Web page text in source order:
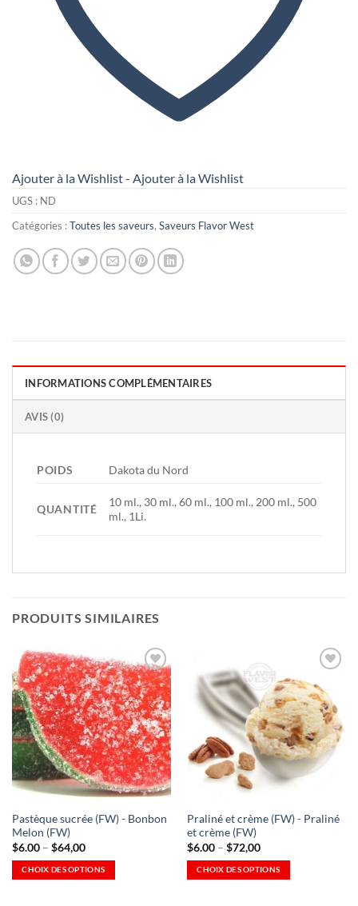
Ajouter à la Wishlist - Ajouter à la Wishlist
UGS : ND
Catégories :Toutes les saveurs, Saveurs Flavor West
INFORMATIONS COMPLÉMENTAIRES
AVIS (0)
POIDS Dakota du Nord
QUANTITÉ
10 ml., 30 ml., 60 ml., 100 ml., 200 ml., 500
ml., 1Li.
PRODUITS SIMILAIRES
Ajouter
à la
Wishlist
-
Ajouter
à la
Wishlist
Pastèque sucrée (FW) - Bonbon
Melon (FW)
$6.00 – $64,00Plage
prix
:
CHOIX DES OPTIONS
Ajouter
à la
Wishlist
-
Ajouter
à la
Wishlist
Praliné et crème (FW) - Praliné
et crème (FW)
$6.00 – $72,00Plage
prix
:
CHOIX DES OPTIONS